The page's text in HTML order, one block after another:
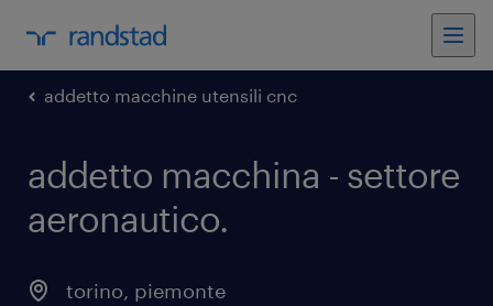
addetto macchine utensili cnc
addetto macchina - settore
aeronautico.
torino, piemonte